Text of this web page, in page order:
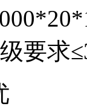
要求